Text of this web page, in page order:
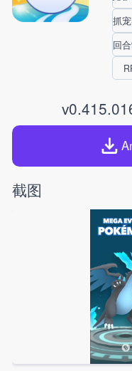
抓
回
v0.415.0
截图